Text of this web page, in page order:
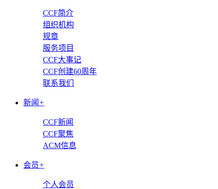
CCF简介
组织机构
规章
服务项目
CCF大事记
CCF创建60周年
联系我们
新闻 +
CCF新闻
CCF聚焦
ACM信息
会员+
个人会员